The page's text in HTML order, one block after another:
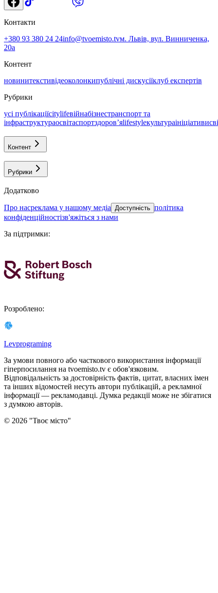
Контакти
+380 93 380 24 24info@tvoemisto.tvм. Львів, вул. Винниченка,
20а
Контент
новинитекстивідеоколонкипублічні дискусіїклуб експертів
Рубрики
усі публікаціїcitylifeвійнабізнестранспорт та
інфраструктураосвітаспортздоровʼяlifestyleкультураініціативи
Контент
Рубрики
Додатково
про насреклама у нашому медіа Доступність політика
конфіденційностізв'яжіться з нами
За підтримки:
Розроблено:
Levprograming
За умови повного або часткового використання iнформацiї
гіперпосилання на tvoemisto.tv є обов'язковим.
Відповідальність за достовірність фактів, цитат, власних імен
та інших відомостей несуть автори публікацій, а рекламної
інформації — рекламодавці. Думка редакцiї може не збiгатися
з думкою авторiв.
© 2026 "Твоє місто"